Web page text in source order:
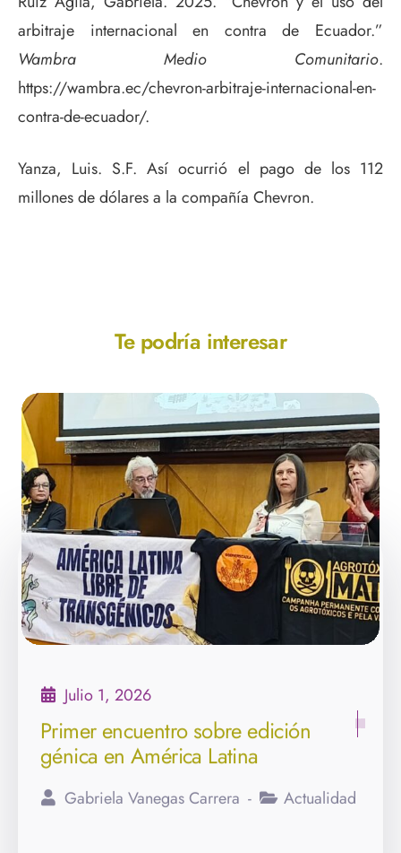
arbitraje internacional en contra de Ecuador.”
Wambra Medio Comunitario.
https://wambra.ec/chevron-arbitraje-internacional-en-
contra-de-ecuador/.
Yanza, Luis. S.F. Así ocurrió el pago de los 112
millones de dólares a la compañía Chevron.
Te podría interesar
Julio 1, 2026
Primer encuentro sobre edición
génica en América Latina
Gabriela Vanegas Carrera Actualidad